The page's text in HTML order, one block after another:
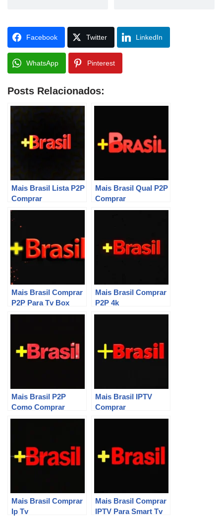
Facebook Twitter LinkedIn
WhatsApp Pinterest
Posts Relacionados:
Mais Brasil Lista P2P
Comprar
Mais Brasil Qual P2P
Comprar
Mais Brasil Comprar
P2P Para Tv Box
Mais Brasil Comprar
P2P 4k
Mais Brasil P2P
Como Comprar
Mais Brasil IPTV
Comprar
Mais Brasil Comprar
Ip Tv
Mais Brasil Comprar
IPTV Para Smart Tv